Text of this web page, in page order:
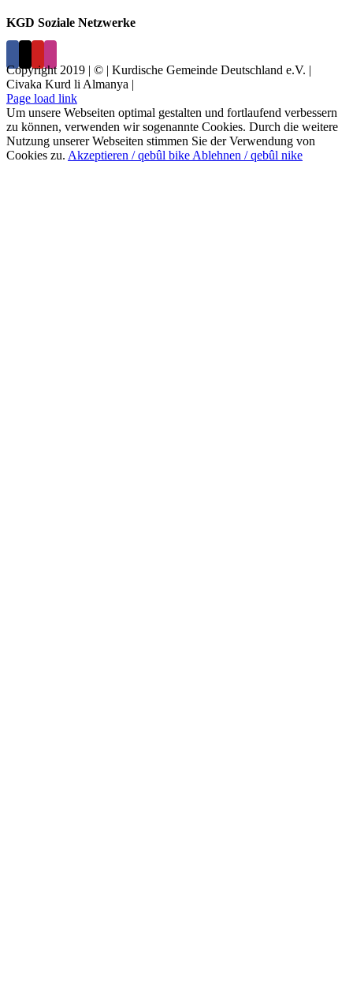
KGD Soziale Netzwerke
Copyright 2019 | © | Kurdische Gemeinde Deutschland e.V. |
Civaka Kurd li Almanya |
Page load link
Um unsere Webseiten optimal gestalten und fortlaufend verbessern
zu können, verwenden wir sogenannte Cookies. Durch die weitere
Nutzung unserer Webseiten stimmen Sie der Verwendung von
Cookies zu. Akzeptieren / qebûl bikeAblehnen / qebûl nike